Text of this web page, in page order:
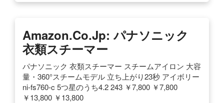
Amazon.co.jp: パナソニック
衣類スチーマー
パナソニック 衣類スチーマー スチームアイロン 大容
量・360°スチームモデル 立ち上がり23秒 アイボリー
ni-fs760-c 5つ星のうち4.2 243 ￥7,800 ￥7,800
￥13,800 ￥13,800